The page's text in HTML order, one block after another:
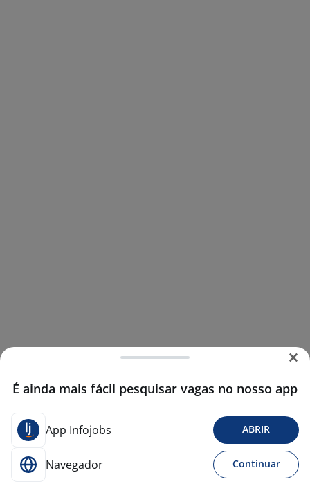
É ainda mais fácil pesquisar vagas no nosso app
App Infojobs ABRIR
Navegador Continuar